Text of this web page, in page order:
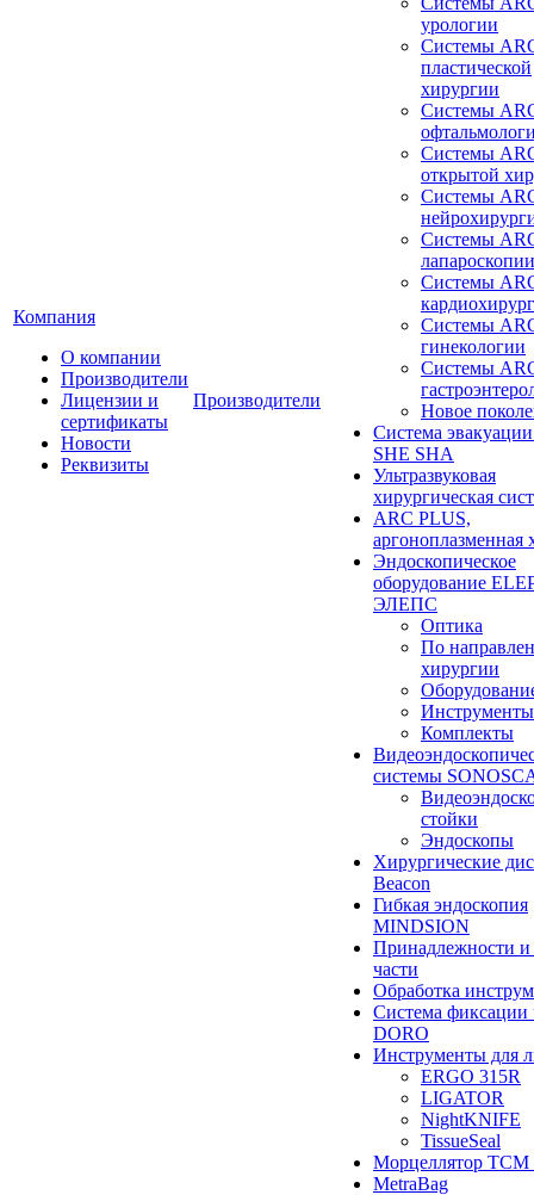
Компания
О компании
Производители
Лицензии и
сертификаты
Новости
Реквизиты
Производители
урологии
Системы
пластической
хирургии
Системы
Системы
открытой
Системы
Системы
лапароскопии
Системы
Системы
гинекологии
Системы
Новое
Система
SHE SHA
Ультразвуковая
хирургическая
ARC PLUS,
аргоноплазменная
Эндоскопическое
оборудование
ЭЛЕПС
Оптика
По
хирургии
Инструменты
Комплекты
системы
стойки
Эндоскопы
Хирургические
Beacon
Гибкая эндоскопия
MINDSION
Принадлежности и
части
Обработка
Система фиксации
DORO
Инструменты для
ERGO 315R
LIGATOR
NightKNIFE
TissueSeal
Морцеллятор ТСМ
MetraBag